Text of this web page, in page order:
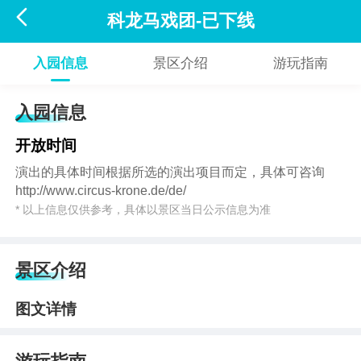
 科龙马戏团-已下线
入园信息 景区介绍 游玩指南
入园信息
开放时间
演出的具体时间根据所选的演出项目而定，具体可咨询
http://www.circus-krone.de/de/
* 以上信息仅供参考，具体以景区当日公示信息为准
景区介绍
图文详情